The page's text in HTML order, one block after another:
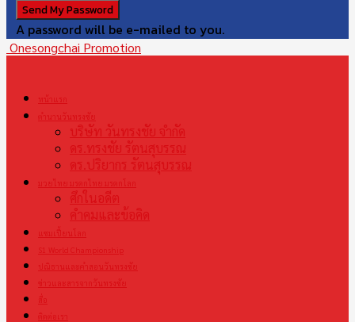
A password will be e-mailed to you.
Onesongchai Promotion
หน้าแรก
ตำนานวันทรงชัย
บริษัท วันทรงชัย จำกัด
ดร.ทรงชัย รัตนสุบรรณ
ดร.ปริยากร รัตนสุบรรณ
มวยไทย มรดกไทย มรดกโลก
ศึกในอดีต
คำคมและข้อคิด
แชมเปี้ยนโลก
S1 World Championship
ปณิธานและคำสอนวันทรงชัย
ข่าวและสารจากวันทรงชัย
สื่อ
ติดต่อเรา